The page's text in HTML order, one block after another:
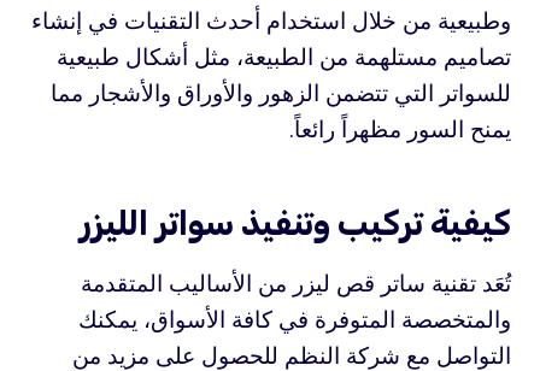
وطبيعية من خلال استخدام أحدث التقنيات في إنشاء
تصاميم مستلهمة من الطبيعة، مثل أشكال طبيعية
للسواتر التي تتضمن الزهور والأوراق والأشجار مما
يمنح السور مظهراً رائعاً.
كيفية تركيب وتنفيذ سواتر الليزر
تُعَد تقنية ساتر قص ليزر من الأساليب المتقدمة
والمتخصصة المتوفرة في كافة الأسواق، يمكنك
التواصل مع شركة النظم للحصول على مزيد من